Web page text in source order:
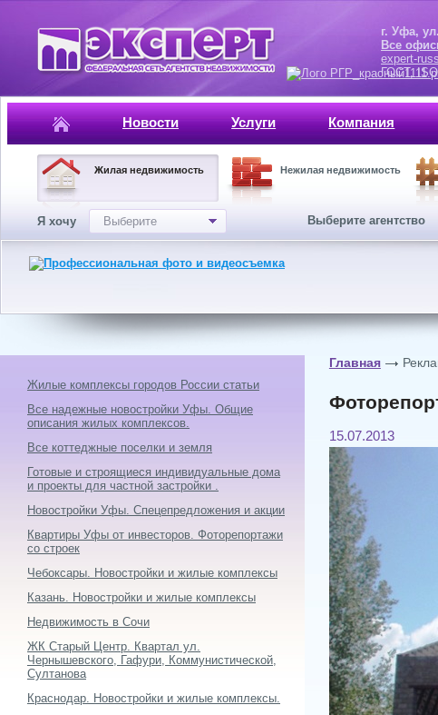
г. Уфа, ул.
Все
expert-
ГОСТ, ISO
Новости Услуги Компания
Жилая недвижимость Нежилая недвижимость
Я хочу Выберите Выберите агентство
Главная
15.07.2013
Жилые комплексы городов России статьи
Все надежные новостройки Уфы. Общие
описания жилых комплексов.
Все коттеджные поселки и земля
Готовые и строящиеся индивидуальные дома
и проекты для частной застройки .
Новостройки Уфы. Спецепредложения и акции
Квартиры Уфы от инвесторов. Фоторепортажи
со строек
Чебоксары. Новостройки и жилые комплексы
Казань. Новостройки и жилые комплексы
Недвижимость в Сочи
ЖК Старый Центр. Квартал ул.
Чернышевского, Гафури, Коммунистической,
Султанова
Краснодар. Новостройки и жилые комплексы.